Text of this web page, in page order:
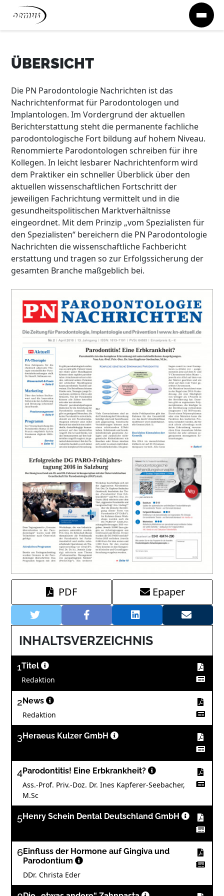
Zum Inhalt springen
ÜBERSICHT
Die PN Parodontologie Nachrichten ist das
Nachrichtenformat für Parodontologen und
Implantologen. Im Vordergrund der aktuellen
Berichterstattung steht die permanente fachliche
parodontologische Fort bildung auf hohem Niveau.
Renommierte Parodontologen schreiben für ihre
Kollegen. In leicht lesbarer Nachrichtenform wird
dem Praktiker ein schneller Überblick über den
aktuellen wissenschaftlichen Fortschritt der
jeweiligen Fachrichtung vermittelt und in die
gesundheitspolitischen Marktverhältnisse
eingeordnet. Mit dem Prinzip „vom Spezialisten für
den Spezialisten“ bereichern die PN Parodontologie
Nachrichten die wissenschaftliche Fachbericht
erstattung und tragen so zur Erfolgssicherung der
gesamten Branche maßgeblich bei.
PDF Epaper
INHALTSVERZEICHNIS
1Titel
Redaktion
2 News
Redaktion
3 Heraeus Kulzer GmbH
4Parodontitis! Eine Erbkrankheit?
Ass.-Prof. Priv.-Doz. Dr. Ines Kapferer-Seebacher,
M.Sc
5Henry Schein Dental Deutschland GmbH
6Einfluss der Hormone auf Gingiva und
Parodontium
DDr. Christa Eder